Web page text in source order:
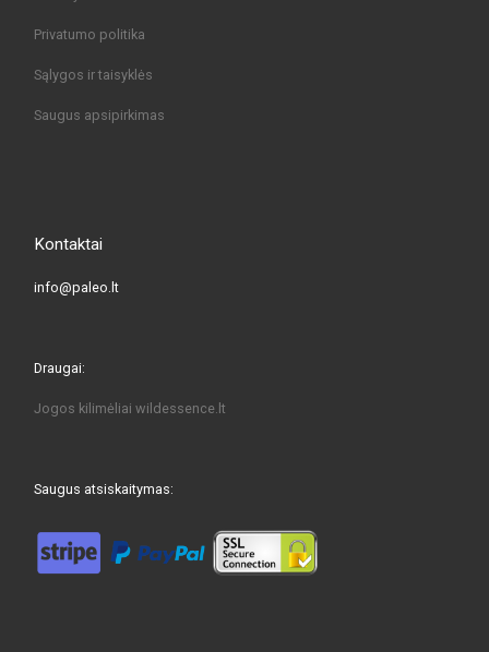
Privatumo politika
Sąlygos ir taisyklės
Saugus apsipirkimas
Kontaktai
info@paleo.lt
Draugai:
Jogos kilimėliai wildessence.lt
Saugus atsiskaitymas: